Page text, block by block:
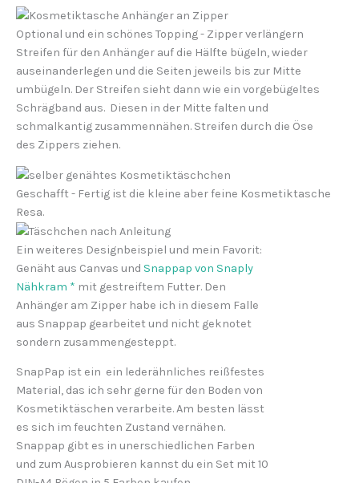
Optional und ein schönes Topping - Zipper verlängern
Streifen für den Anhänger auf die Hälfte bügeln, wieder
auseinanderlegen und die Seiten jeweils bis zur Mitte
umbügeln. Der Streifen sieht dann wie ein vorgebügeltes
Schrägband aus. Diesen in der Mitte falten und
schmalkantig zusammennähen. Streifen durch die Öse
des Zippers ziehen.
Geschafft - Fertig ist die kleine aber feine Kosmetiktasche
Resa.
Ein weiteres Designbeispiel und mein Favorit:
Genäht aus Canvas und Snappap von Snaply
Nähkram * mit gestreiftem Futter. Den
Anhänger am Zipper habe ich in diesem Falle
aus Snappap gearbeitet und nicht geknotet
sondern zusammengesteppt.
SnapPap ist ein ein lederähnliches reißfestes
Material, das ich sehr gerne für den Boden von
Kosmetiktäschen verarbeite. Am besten lässt
es sich im feuchten Zustand vernähen.
Snappap gibt es in unerschiedlichen Farben
und zum Ausprobieren kannst du ein Set mit 10